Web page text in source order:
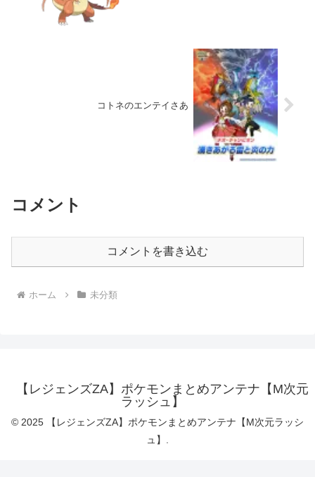
コトネのエンテイさあ
コメント
コメントを書き込む
ホーム 未分類
【レジェンズZA】ポケモンまとめアンテナ【M次元
ラッシュ】
© 2025 【レジェンズZA】ポケモンまとめアンテナ【M次元ラッシ
ュ】.